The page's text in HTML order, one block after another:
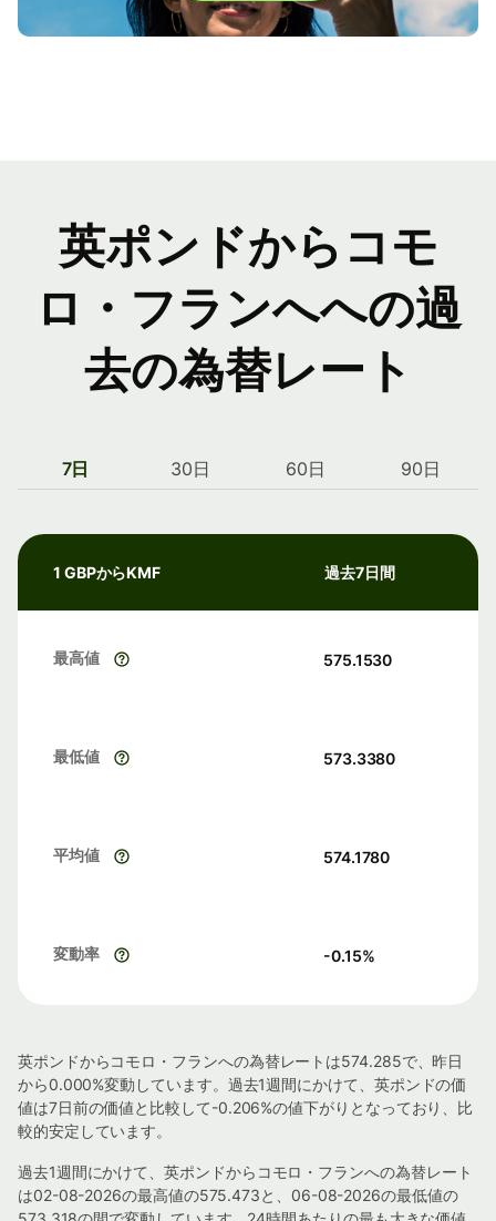
英ポンドからコモ
ロ・フランへへの過
去の為替レート
7日 30日 60日 90日
1 GBPからKMF 過去7日間
最高値 575.1530
最低値 573.3380
平均値 574.1780
変動率 -0.15%
英ポンドからコモロ・フランへの為替レートは574.285で、昨日
から0.000%変動しています。過去1週間にかけて、英ポンドの価
値は7日前の価値と比較して-0.206%の値下がりとなっており、比
較的安定しています。
過去1週間にかけて、英ポンドからコモロ・フランへの為替レート
は02-08-2026の最高値の575.473と、06-08-2026の最低値の